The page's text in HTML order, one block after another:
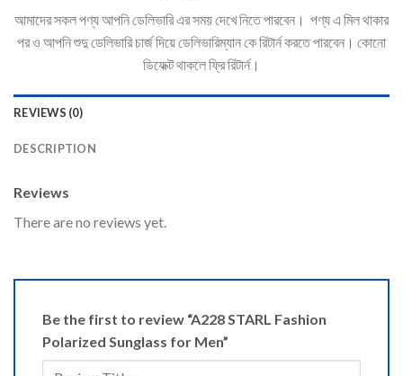
আমাদের সকল পণ্য আপনি ডেলিভারি এর সময় দেখে নিতে পারবেন। পণ্য এ মিল থাকার
পর ও আপনি শুদু ডেলিভারি চার্জ দিয়ে ডেলিভারিম্যান কে রিটার্ন করতে পারবেন। কোনো
ডিফেক্ট থাকলে ফ্রি রিটার্ন।
REVIEWS (0)
DESCRIPTION
Reviews
There are no reviews yet.
Be the first to review “A228 STARL Fashion
Polarized Sunglass for Men”